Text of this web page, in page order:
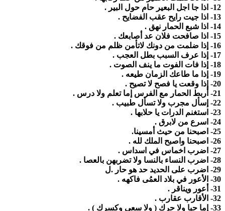
12- اذا جا اجل البعير حام حول البير .
13- اذا جيت رايح عقب الفضايح .
14- اذا شبع الحمار نهق .
15- اذا صافحت فلان عد أصابعك .
16- إذا ضلمت من دونك لاتأمن ظلم من فوقك .
17- إذا عرف السبب بطل العجب .
18- إذا فات الفوت ما ينف الصوت .
19- إذا ما طاعك الزمان طيعه .
20- إذا وقعت يا فصح لا تصيح .
21- أربط الحمار مع الفرس إما تعلم ولا درس .
22- إسأل مجرب ولا تسأل طبيب .
23- استغنم الدرات يا حلابها .
24- اسرع من لابرق .
25- اصبحنا من حيث أمسينا.
26- اصبحنا واصبح الملك لله .
27- اضرب اخماس في اسداس .
28- اضرب النساء بالنسا ولا تضربهن بالعصا .
29- اضرب على الحديد حد هو حار .ل
30- الأعور في بلاد العمُى فاكهه .
31- أعور ويناقر .
32- الأقارب عقارب .
33- إما حبا ولا حرك ( ولا سعى وكسرك ) .